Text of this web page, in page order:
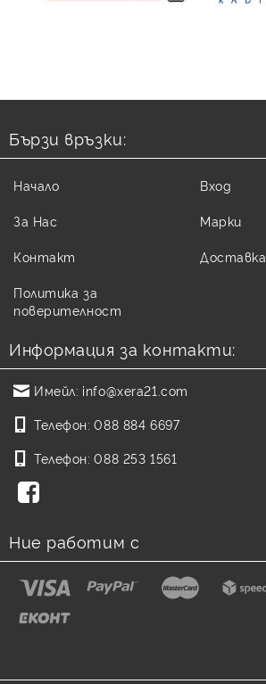
Бързи връзки:
Начало
За Нас
Контакт
Политика за
поверителност
Вход
Марки
Доставка
Информация за контакти:
Имейл: info@xera21.com
Телефон: 088 884 6697
Телефон: 088 253 1561
Ние работим с